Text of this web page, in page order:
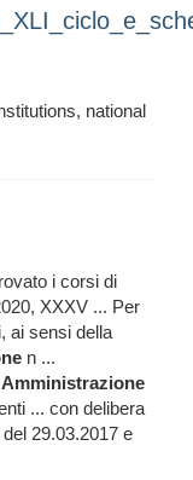
national
i corsi di
XXXV ... Per
ai sensi della
n ...
Amministrazione
... con delibera
del 29.03.2017 e